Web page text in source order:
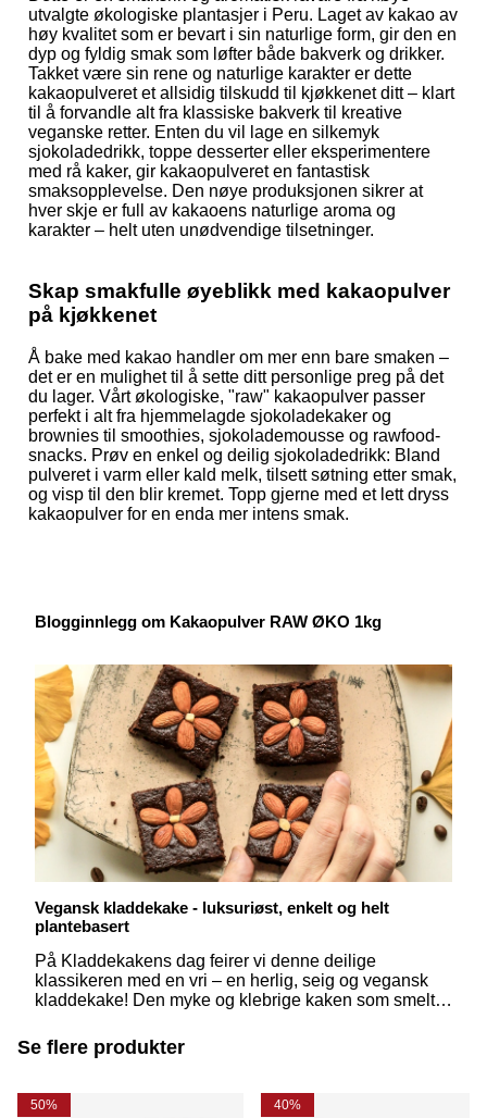
utvalgte økologiske plantasjer i Peru. Laget av kakao av
høy kvalitet som er bevart i sin naturlige form, gir den en
dyp og fyldig smak som løfter både bakverk og drikker.
Takket være sin rene og naturlige karakter er dette
kakaopulveret et allsidig tilskudd til kjøkkenet ditt – klart
til å forvandle alt fra klassiske bakverk til kreative
veganske retter. Enten du vil lage en silkemyk
sjokoladedrikk, toppe desserter eller eksperimentere
med rå kaker, gir kakaopulveret en fantastisk
smaksopplevelse. Den nøye produksjonen sikrer at
hver skje er full av kakaoens naturlige aroma og
karakter – helt uten unødvendige tilsetninger.
Skap smakfulle øyeblikk med kakaopulver
på kjøkkenet
Å bake med kakao handler om mer enn bare smaken –
det er en mulighet til å sette ditt personlige preg på det
du lager. Vårt økologiske, "raw" kakaopulver passer
perfekt i alt fra hjemmelagde sjokoladekaker og
brownies til smoothies, sjokolademousse og rawfood-
snacks. Prøv en enkel og deilig sjokoladedrikk: Bland
pulveret i varm eller kald melk, tilsett søtning etter smak,
og visp til den blir kremet. Topp gjerne med et lett dryss
kakaopulver for en enda mer intens smak.
Blogginnlegg om Kakaopulver RAW ØKO 1kg
Vegansk kladdekake - luksuriøst, enkelt og helt
plantebasert
På Kladdekakens dag feirer vi denne deilige
klassikeren med en vri – en herlig, seig og vegansk
kladdekake! Den myke og klebrige kaken som smelter
plantebaserte ingredienser kan du lage en minst like
god variant uten meieriprodukter eller egg.
Se flere produkter
50% 40%